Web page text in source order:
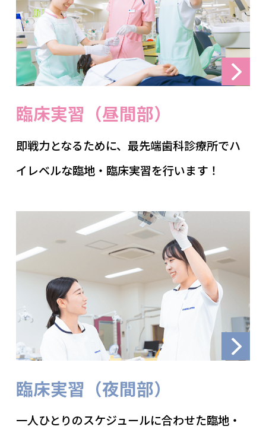
臨床実習（昼間部）
即戦力となるために、最先端歯科診療所でハ
イレベルな臨地・臨床実習を行います！
臨床実習（夜間部）
一人ひとりのスケジュールに合わせた臨地・